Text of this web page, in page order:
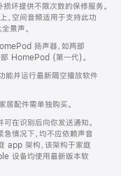
坏提供不限次数的保修服务。
空间音频适用于支持此功
景声。
扬声器，如两部
HomePod (第一代)。
并运行最新隔空播放软件
配件需单独购买。
在识别后向你发送通知。
情况下，均不应依赖声音
app 架构，该架构于家庭
设备均使用最新版本软